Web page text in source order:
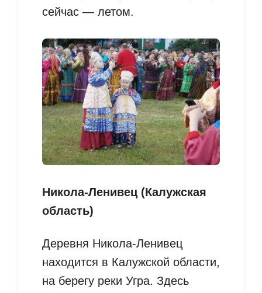
сейчас — летом.
Никола-Ленивец (Калужская
область)
Деревня Никола-Ленивец
находится в Калужской области,
на берегу реки Угра. Здесь